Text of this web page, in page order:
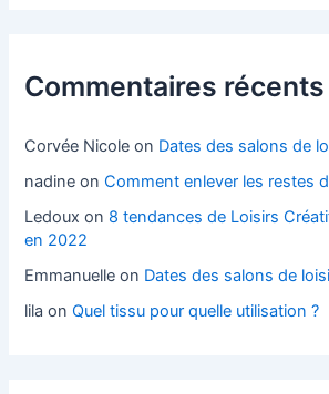
Commentaires récents
Corvée Nicole on Dates des salons de
nadine onComment enlever les restes
Ledoux on 8 tendances de Loisirs
en 2022
Emmanuelle on Dates des salons de
lila onQuel tissu pour quelle utilisation ?